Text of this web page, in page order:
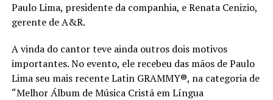
Paulo Lima, presidente da companhia, e Renata Cenizio,
gerente de A&R.
A vinda do cantor teve ainda outros dois motivos
importantes. No evento, ele recebeu das mãos de Paulo
Lima seu mais recente Latin GRAMMY®️, na categoria de
“Melhor Álbum de Música Cristã em Língua